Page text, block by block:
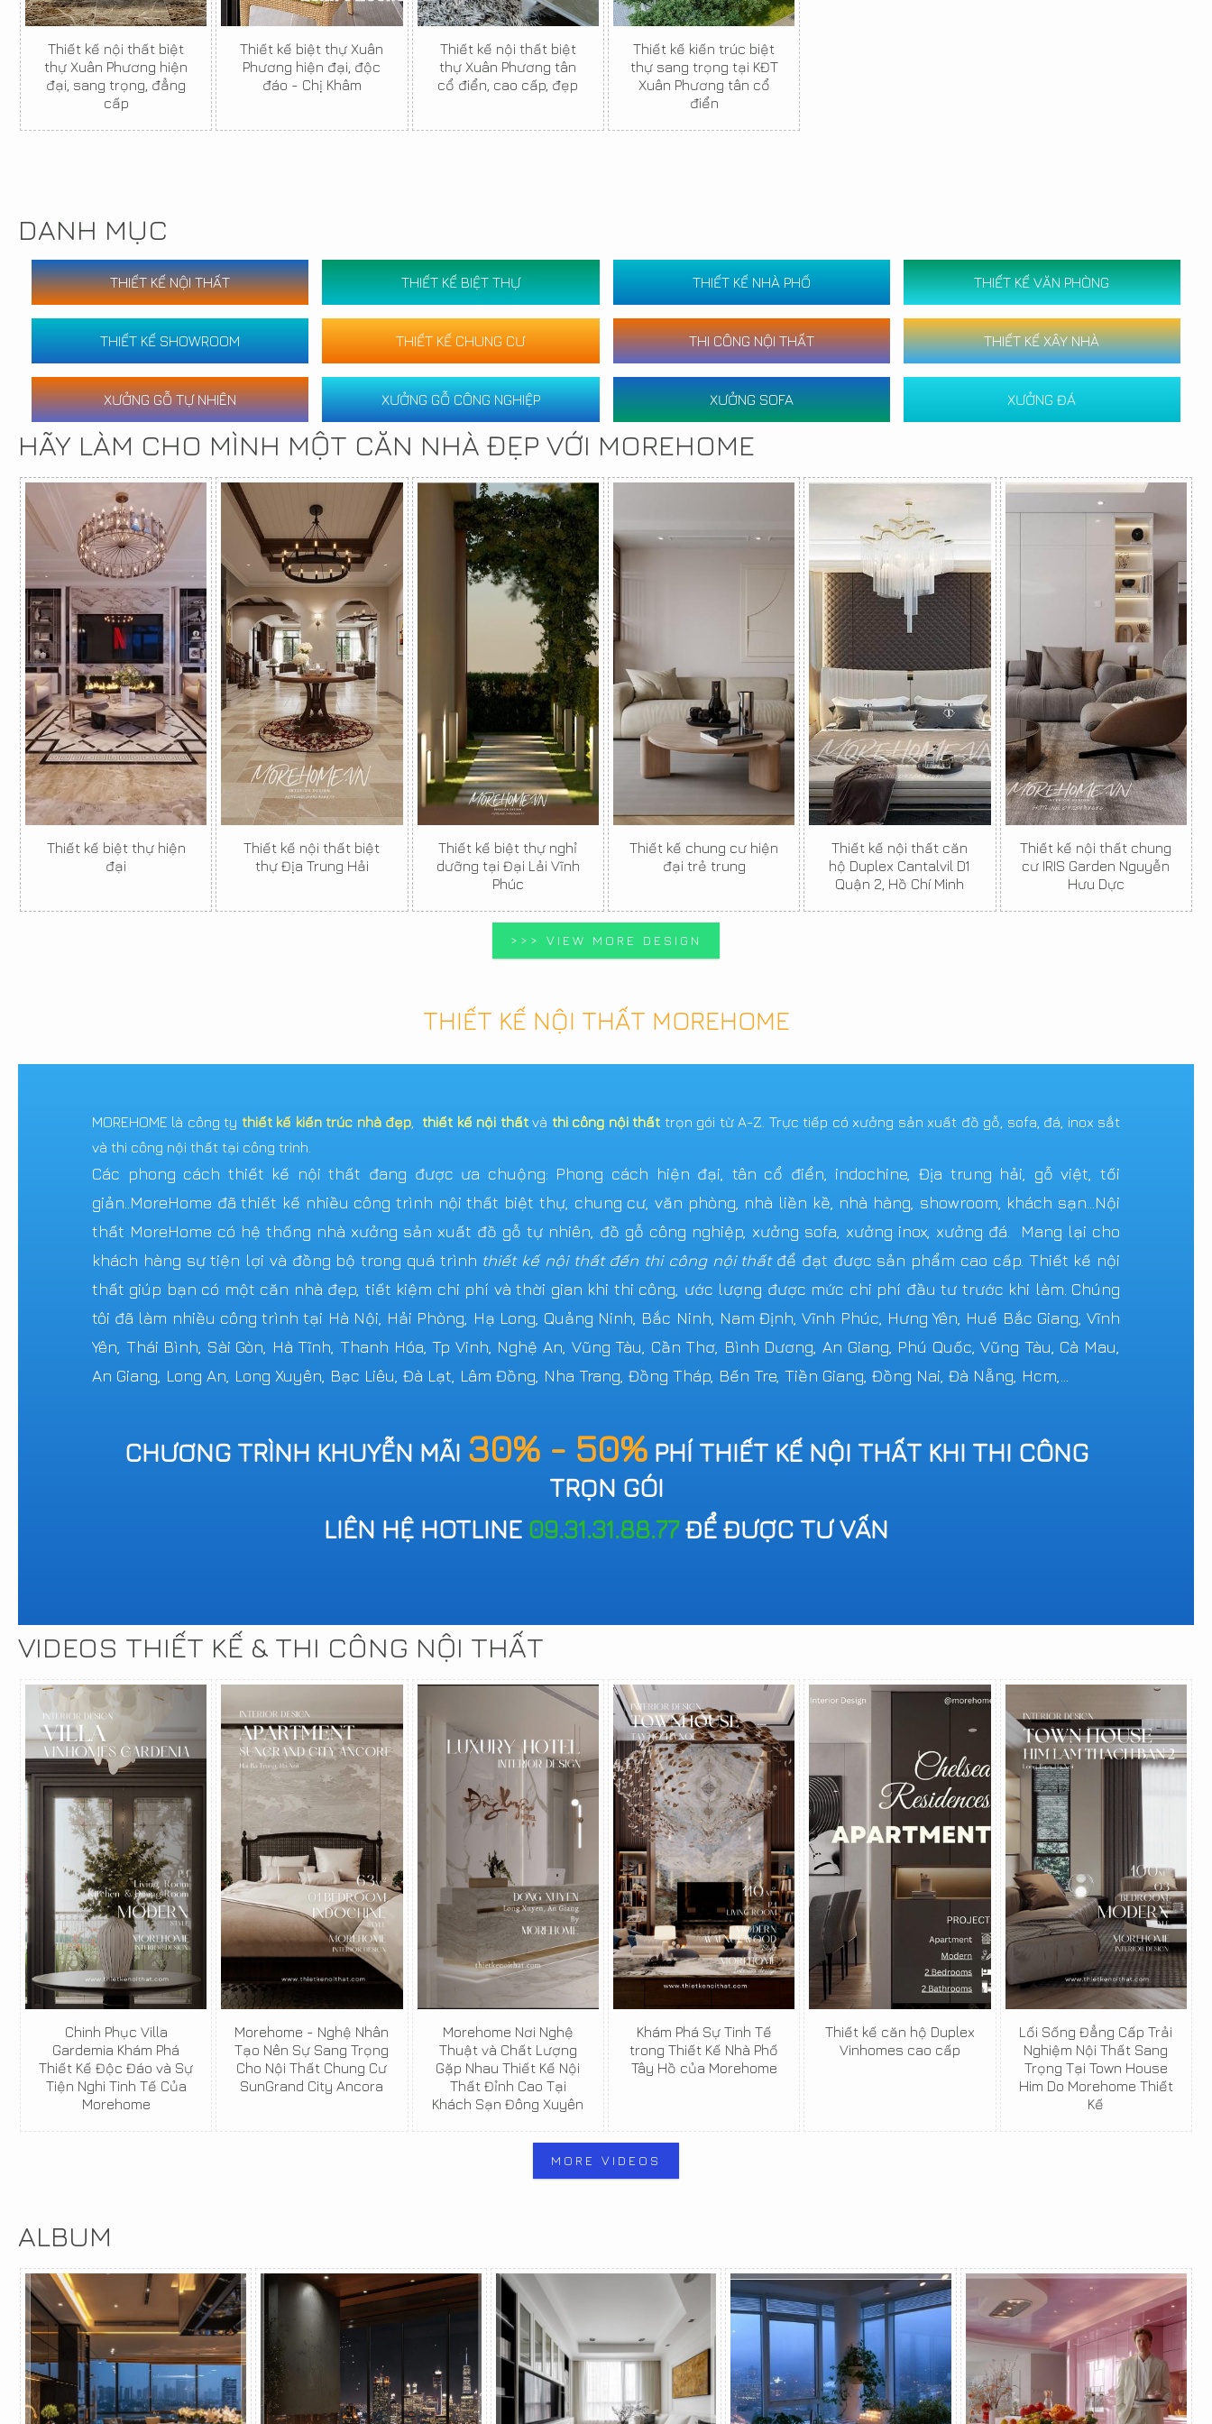
Thiết kế nội thất biệt
thự Xuân Phương hiện
đại, sang trọng, đẳng
cấp
Thiết kế biệt thự Xuân
Phương hiện đại, độc
đáo - Chị Khâm
Thiết kế nội thất biệt
thự Xuân Phương tân
cổ điển, cao cấp, đẹp
Thiết kế kiến trúc biệt
thự sang trọng tại KĐT
Xuân Phương tân cổ
điển
DANH MỤC
THIẾT KẾ NỘI THẤT THIẾT KẾ BIỆT THỰ THIẾT KẾ NHÀ PHỐ THIẾT KẾ VĂN PHÒNG
THIẾT KẾ SHOWROOM THIẾT KẾ CHUNG CƯ THI CÔNG NỘI THẤT THIẾT KẾ XÂY NHÀ
XƯỞNG GỖ TỰ NHIÊN XƯỞNG GỖ CÔNG NGHIỆP XƯỞNG SOFA XƯỞNG ĐÁ
HÃY LÀM CHO MÌNH MỘT CĂN NHÀ ĐẸP VỚI MOREHOME
Thiết kế biệt thự hiện
đại
Thiết kế nội thất biệt
thự Địa Trung Hải
Thiết kế biệt thự nghỉ
dưỡng tại Đại Lải Vĩnh
Phúc
Thiết kế chung cư hiện
đại trẻ trung
Thiết kế nội thất căn
hộ Duplex Cantalvil D1
Quận 2, Hồ Chí Minh
Thiết kế nội thất chung
cư IRIS Garden Nguyễn
Hưu Dực
>>> VIEW MORE DESIGN
THIẾT KẾ NỘI THẤT MOREHOME
MOREHOME là công ty thiết kế kiến trúc nhà đẹp ,thiết kế nội thấtvà thi công nội thất trọn gói từ A-Z. Trực tiếp có xưởng sản xuất đồ gỗ, sofa, đá, inox sắt
và thi công nội thất tại công trình.
Các phong cách thiết kế nội thất đang được ưa chuộng: Phong cách hiện đại, tân cổ điển, indochine, Địa trung hải, gỗ việt, tối
giản..MoreHome đã thiết kế nhiều công trình nội thất biệt thự, chung cư, văn phòng, nhà liền kề, nhà hàng, showroom, khách sạn...Nội
thất MoreHome có hệ thống nhà xưởng sản xuất đồ gỗ tự nhiên, đồ gỗ công nghiệp, xưởng sofa, xưởng inox, xưởng đá. Mang lại cho
khách hàng sự tiện lợi và đồng bộ trong quá trình thiết kế nội thất đến thi công nội thấtđể đạt được sản phẩm cao cấp. Thiết kế nội
thất giúp bạn có một căn nhà đẹp, tiết kiệm chi phí và thời gian khi thi công, ước lượng được mức chi phí đầu tư trước khi làm. Chúng
tôi đã làm nhiều công trình tại Hà Nội, Hải Phòng, Hạ Long, Quảng Ninh, Bắc Ninh, Nam Định, Vĩnh Phúc, Hưng Yên, Huế Bắc Giang, Vĩnh
Yên, Thái Bình, Sài Gòn, Hà Tĩnh, Thanh Hóa, Tp Vinh, Nghệ An, Vũng Tàu, Cần Thơ, Bình Dương, An Giang, Phú Quốc, Vũng Tàu, Cà Mau,
An Giang, Long An, Long Xuyên, Bạc Liêu, Đà Lạt, Lâm Đồng, Nha Trang, Đồng Tháp, Bến Tre, Tiền Giang, Đồng Nai, Đà Nẵng, Hcm,...
CHƯƠNG TRÌNH KHUYỄN MÃI 30% - 50%PHÍ THIẾT KẾ NỘI THẤT KHI THI CÔNG
TRỌN GÓI
LIÊN HỆ HOTLINE 09.31.31.88.77ĐỂ ĐƯỢC TƯ VẤN
VIDEOS THIẾT KẾ & THI CÔNG NỘI THẤT
Chinh Phục Villa
Gardemia Khám Phá
Thiết Kế Độc Đáo và Sự
Tiện Nghi Tinh Tế Của
Morehome
Morehome - Nghệ Nhân
Tạo Nên Sự Sang Trọng
Cho Nội Thất Chung Cư
SunGrand City Ancora
Morehome Nơi Nghệ
Thuật và Chất Lượng
Gặp Nhau Thiết Kế Nội
Thất Đỉnh Cao Tại
Khách Sạn Đông Xuyên
Khám Phá Sự Tinh Tế
trong Thiết Kế Nhà Phố
Tây Hồ của Morehome
Thiết kế căn hộ Duplex
Vinhomes cao cấp
Lối Sống Đẳng Cấp Trải
Nghiệm Nội Thất Sang
Trọng Tại Town House
Him Do Morehome Thiết
Kế
MORE VIDEOS
ALBUM